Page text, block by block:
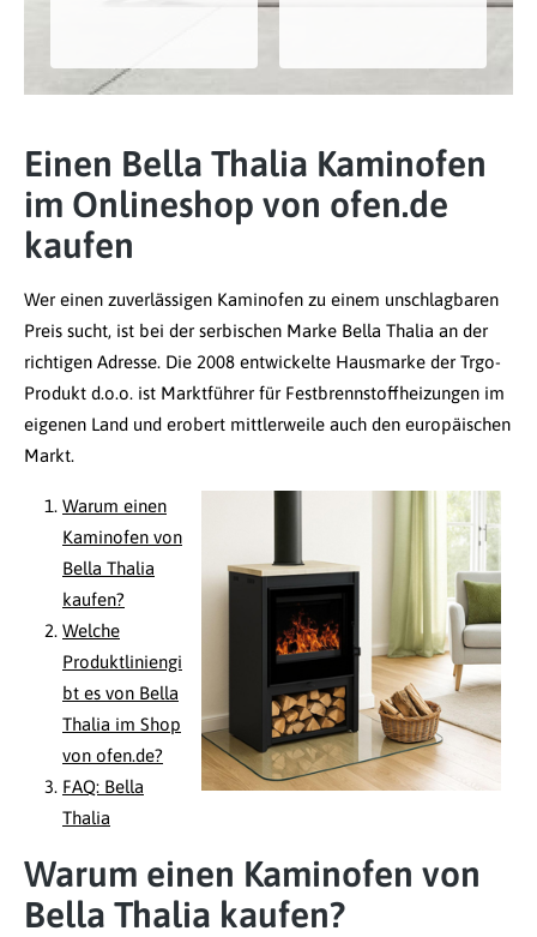
Einen Bella Thalia Kaminofen
im Onlineshop von ofen.de
kaufen
Wer einen zuverlässigen Kaminofen zu einem unschlagbaren
Preis sucht, ist bei der serbischen Marke Bella Thalia an der
richtigen Adresse. Die 2008 entwickelte Hausmarke der Trgo-
Produkt d.o.o. ist Marktführer für Festbrennstoffheizungen im
eigenen Land und erobert mittlerweile auch den europäischen
Markt.
Warum einen
Kaminofen von
Bella Thalia
kaufen?
Welche
Produktliniengi
bt es von Bella
Thalia im Shop
von ofen.de?
FAQ: Bella
Thalia
Warum einen Kaminofen von
Bella Thalia kaufen?